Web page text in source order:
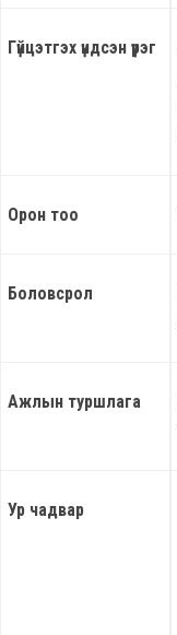
Гүйцэтгэх үндсэн үүрэг
Орон тоо
Боловсрол
Ажлын туршлага
Ур чадвар